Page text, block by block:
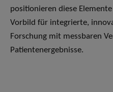
positionieren diese
Vorbild für integrierte,
Forschung mit messbaren
Patientenergebnisse.